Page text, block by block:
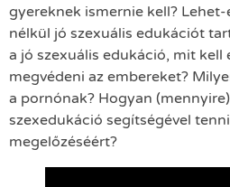
gyereknek ismernie kell?
nélkül jó szexuális edukációt
a jó szexuális edukáció, mit kell
megvédeni az embereket?
a pornónak? Hogyan
szexedukáció segítségével
megelőzéséért?